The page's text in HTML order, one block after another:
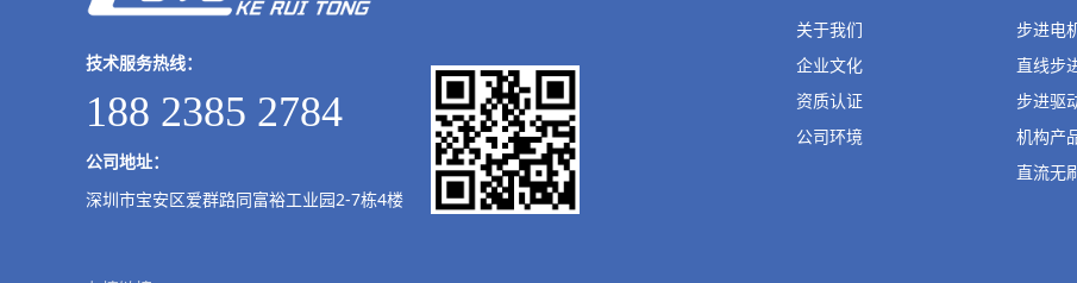
关于我们
企业文化
资质认证
公司环境
步进电
直线步
步进驱
机构产
直流无
技术服务热线：
188 2385 2784
公司地址：
深圳市宝安区爱群路同富裕工业园2-7栋4楼